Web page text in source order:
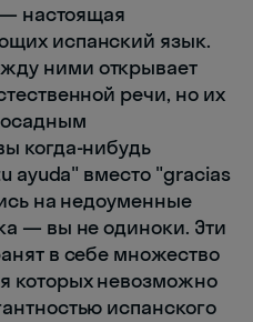
настоящая
испанский язык.
ними открывает
речи, но их
когда-нибудь
ayuda" вместо "gracias
на недоуменные
— вы не одиноки. Эти
в себе множество
которых невозможно
испанского